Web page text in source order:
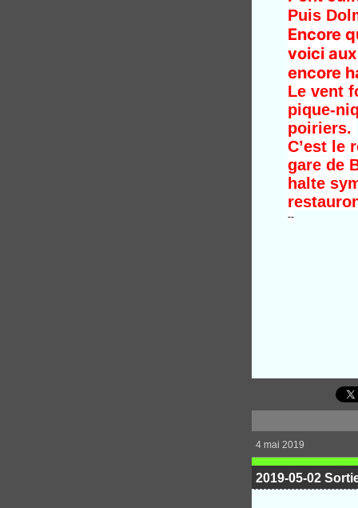
Puis
Encore
voici
encore
Le vent
pique-
poiriers.
C’est le
gare de
halte
--
4 mai 2019
2019-05-02